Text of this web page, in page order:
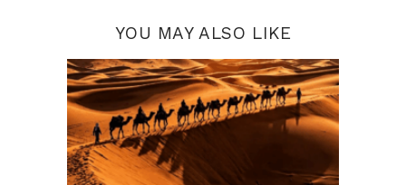
YOU MAY ALSO LIKE